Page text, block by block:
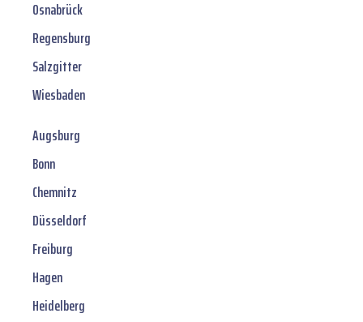
Osnabrück
Regensburg
Salzgitter
Wiesbaden
Augsburg
Bonn
Chemnitz
Düsseldorf
Freiburg
Hagen
Heidelberg